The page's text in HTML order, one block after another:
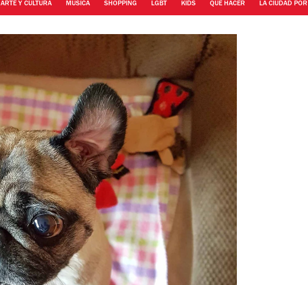
ARTE Y CULTURA MUSICA SHOPPING LGBT KIDS QUE HACER LA CIUDAD